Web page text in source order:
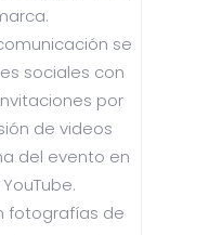
se
sociales con
por
de videos
del evento en
fotografías de